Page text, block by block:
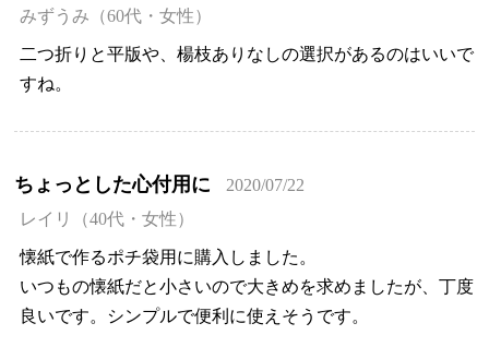
みずうみ（60代・女性）
二つ折りと平版や、楊枝ありなしの選択があるのはいいで
すね。
ちょっとした心付用に
2020/07/22
レイリ（40代・女性）
懐紙で作るポチ袋用に購入しました。
いつもの懐紙だと小さいので大きめを求めましたが、丁度
良いです。シンプルで便利に使えそうです。